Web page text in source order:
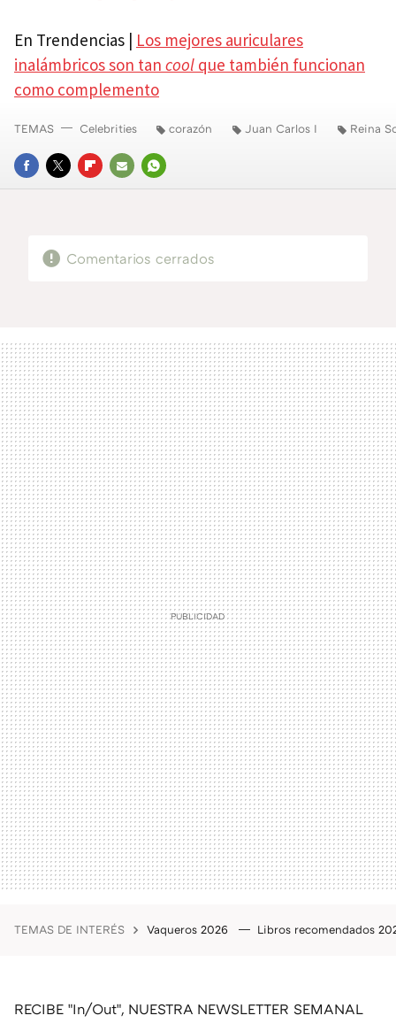
En Trendencias | Los mejores auriculares
inalámbricos son tan cool que también funcionan
como complemento
FACEBOOK
TWITTERFLIPBOARD
E-
WHATSAPP
TEMAS Celebrities corazón Juan Carlos I Reina
Comentarios cerrados
TEMAS DE INTERÉS Vaqueros 2026 Libros recomendados
RECIBE "In/Out", NUESTRA NEWSLETTER SEMANAL